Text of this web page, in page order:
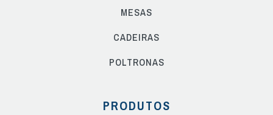
MESAS
CADEIRAS
POLTRONAS
PRODUTOS